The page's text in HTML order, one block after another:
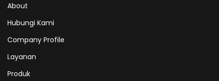
About
Hubungi Kami
Company Profile
Layanan
Produk